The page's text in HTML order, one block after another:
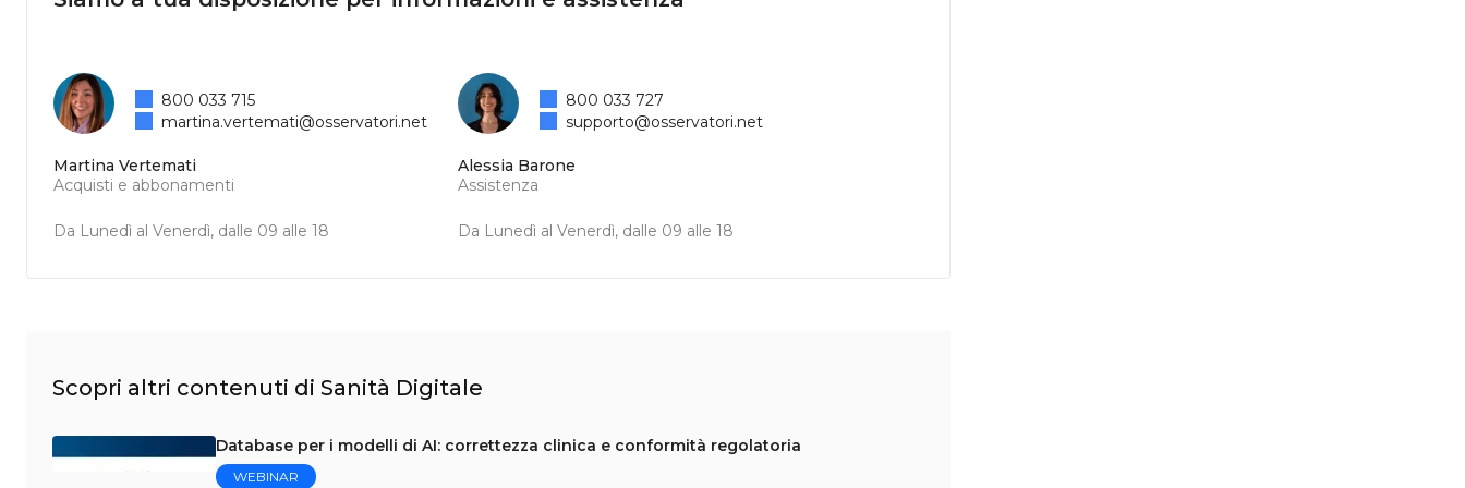
Martina Vertemati
Acquisti e abbonamenti
Da Lunedì al Venerdì, dalle 09 alle 18
800 033 715
martina.vertemati@osservatori.net
Alessia Barone
Assistenza
Da Lunedì al Venerdì, dalle 09 alle 18
800 033 727
supporto@osservatori.net
Scopri altri contenuti di Sanità Digitale
Database per i modelli di AI: correttezza clinica e conformità regolatoria
WEBINAR